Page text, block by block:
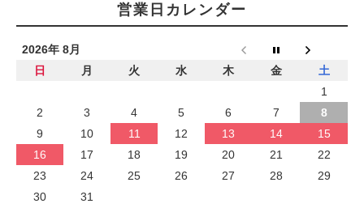
営業日カレンダー
2026年 8月
日
月 火 水 木 金
土
1
2
3 4 5 6 7
8
9
10 11 12 13 14
15
16
17 18 19 20 21
22
23
24 25 26 27 28
29
30
31